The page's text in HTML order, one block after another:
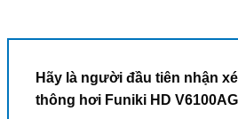
Hãy là người đầu tiên nhận
thông hơi Funiki HD